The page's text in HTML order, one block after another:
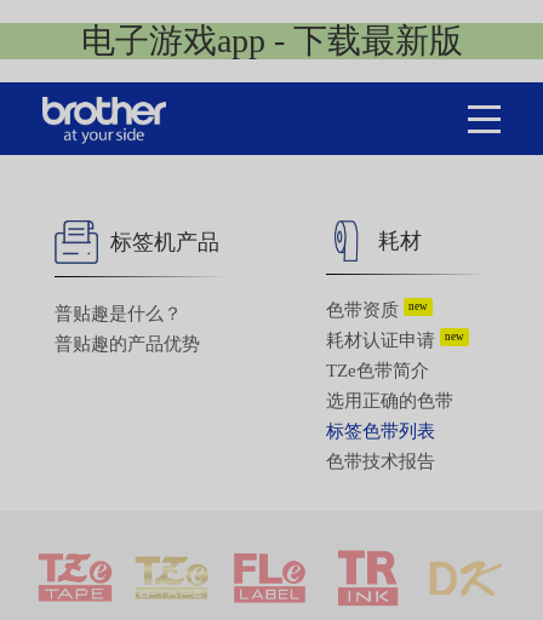
电子游戏app - 下载最新版
标签机产品
普贴趣是什么？
普贴趣的产品优势
耗材
色带资质 new
耗材认证申请 new
TZe色带简介
选用正确的色带
标签色带列表
色带技术报告